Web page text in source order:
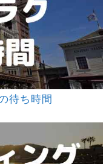
待ち時間